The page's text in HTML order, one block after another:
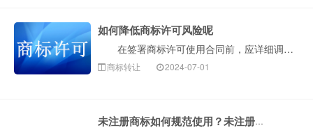
如何降低商标许可风险呢
在签署商标许可使用合同前，应详细调查商标情况，确保合法性及稳定性，并通过合同条款约定保障双方权益，包括商标权利的稳定性、被许可人的使用权益及及时办···
商标转让 2024-07-01
未注册商标如何规范使用？未注册商标可以许可使用吗？